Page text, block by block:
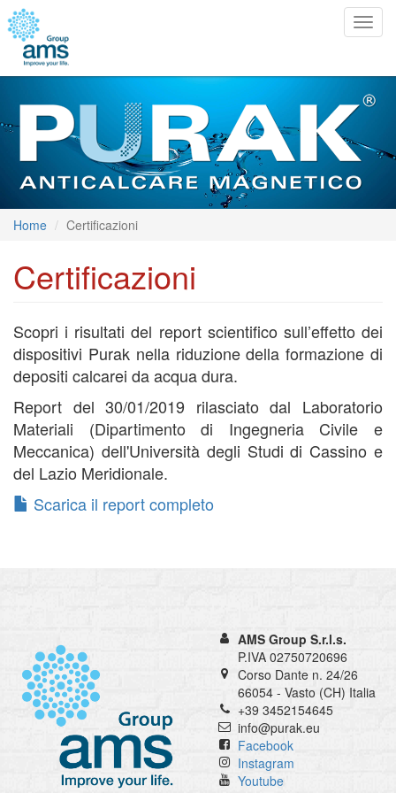
Home Certificazioni
Certificazioni
Scopri i risultati del report scientifico sull’effetto dei
dispositivi Purak nella riduzione della formazione di
depositi calcarei da acqua dura.
Report del 30/01/2019 rilasciato dal Laboratorio
Materiali (Dipartimento di Ingegneria Civile e
Meccanica) dell'Università degli Studi di Cassino e
del Lazio Meridionale.
Scarica il report completo
AMS Group S.r.l.s.
P.IVA 02750720696
Corso Dante n. 24/26
66054 - Vasto (CH) Italia
+39 3452154645
info@purak.eu
Facebook
Instagram
Youtube